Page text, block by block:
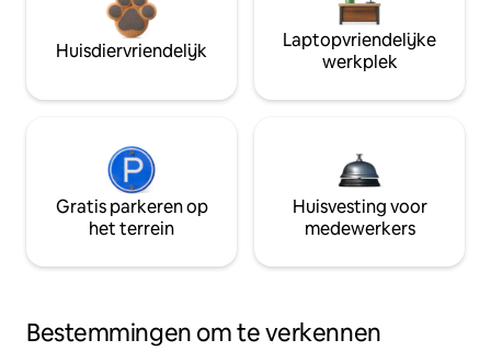
Huisdiervriendelijk
Laptopvriendelijke
werkplek
Gratis parkeren op
het terrein
Huisvesting voor
medewerkers
Bestemmingen om te verkennen